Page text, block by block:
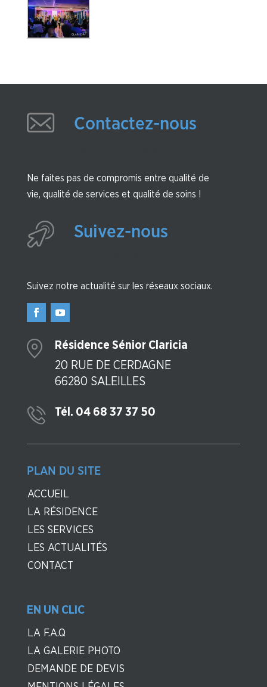
Contactez-nous
Ne faites pas de compromis entre qualité de
vie, qualité de services et qualité de soins !
Suivez-nous
Suivez notre actualité sur les réseaux sociaux.
Résidence Sénior Claricia
20 RUE DE CERDAGNE
66280 SALEILLES
Tél. 04 68 37 37 50
PLAN DU SITE
ACCUEIL
LA RÉSIDENCE
LES SERVICES
LES ACTUALITÉS
CONTACT
EN UN CLIC
LA F.A.Q
LA GALERIE PHOTO
DEMANDE DE DEVIS